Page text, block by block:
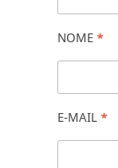
NOME *
E-MAIL *